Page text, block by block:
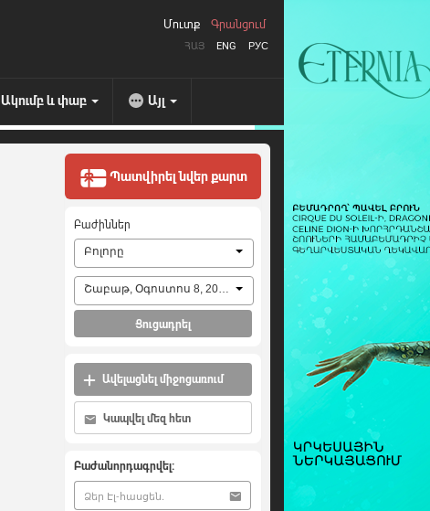
ՀԱՅ ENG РУС
Մուտք Գրանցում
Ակումբ և փաբ Այլ
Պատվիրել նվեր քարտ
Բաժիններ
Բոլորը
Շաբաթ, Օգոստոս 8, 2026
Ցուցադրել
Ավելացնել միջոցառում
Կապվել մեզ հետ
Բաժանորդագրվել: